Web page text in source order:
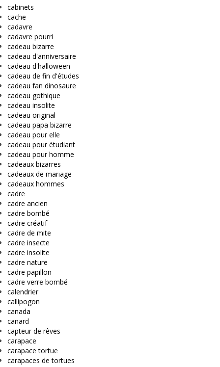
cabinets
cache
cadavre
cadavre pourri
cadeau bizarre
cadeau d'anniversaire
cadeau d'halloween
cadeau de fin d'études
cadeau fan dinosaure
cadeau gothique
cadeau insolite
cadeau original
cadeau papa bizarre
cadeau pour elle
cadeau pour étudiant
cadeau pour homme
cadeaux bizarres
cadeaux de mariage
cadeaux hommes
cadre
cadre ancien
cadre bombé
cadre créatif
cadre de mite
cadre insecte
cadre insolite
cadre nature
cadre papillon
cadre verre bombé
calendrier
callipogon
canada
canard
capteur de rêves
carapace
carapace tortue
carapaces de tortues